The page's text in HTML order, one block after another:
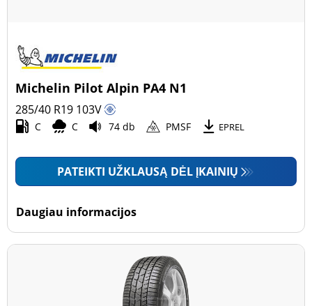
Michelin Pilot Alpin PA4 N1
285/40 R19 103V
C C 74 db PMSF EPREL
PATEIKTI UŽKLAUSĄ DĖL ĮKAINIŲ
Daugiau informacijos